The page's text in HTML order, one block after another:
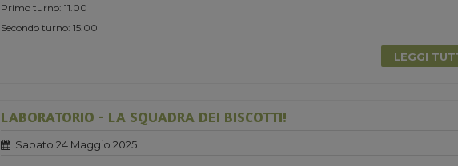
Primo turno: 11.00
Secondo turno: 15.00
LEGGI
LABORATORIO - LA SQUADRA DEI BISCOTTI!
Sabato 24 Maggio 2025